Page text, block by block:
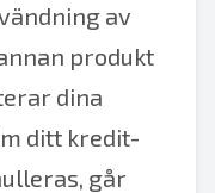
av
produkt
dina
ditt kredit-
går